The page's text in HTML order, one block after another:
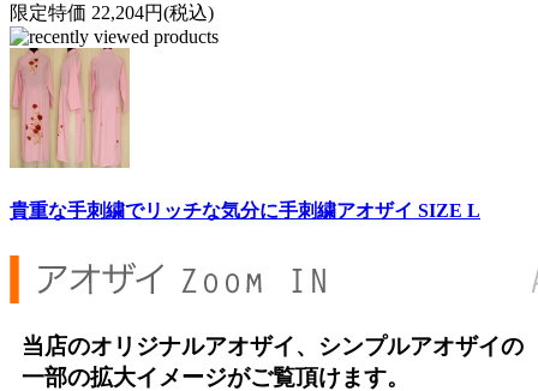
限定特価 22,204円(税込)
貴重な手刺繍でリッチな気分に手刺繍アオザイ SIZE L
当店のオリジナルアオザイ、シンプルアオザイの
一部の拡大イメージがご覧頂けます。